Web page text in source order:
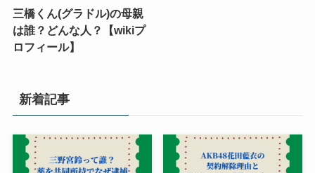
三橋くん(グラドル)の母親
は誰？どんな人？【wikiプ
ロフィール】
新着記事